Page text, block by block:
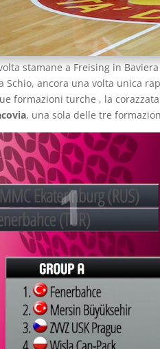
stamane a Freising in
Schio, ancora una volta unica
formazioni turche , la corazzata
, una sola delle tre